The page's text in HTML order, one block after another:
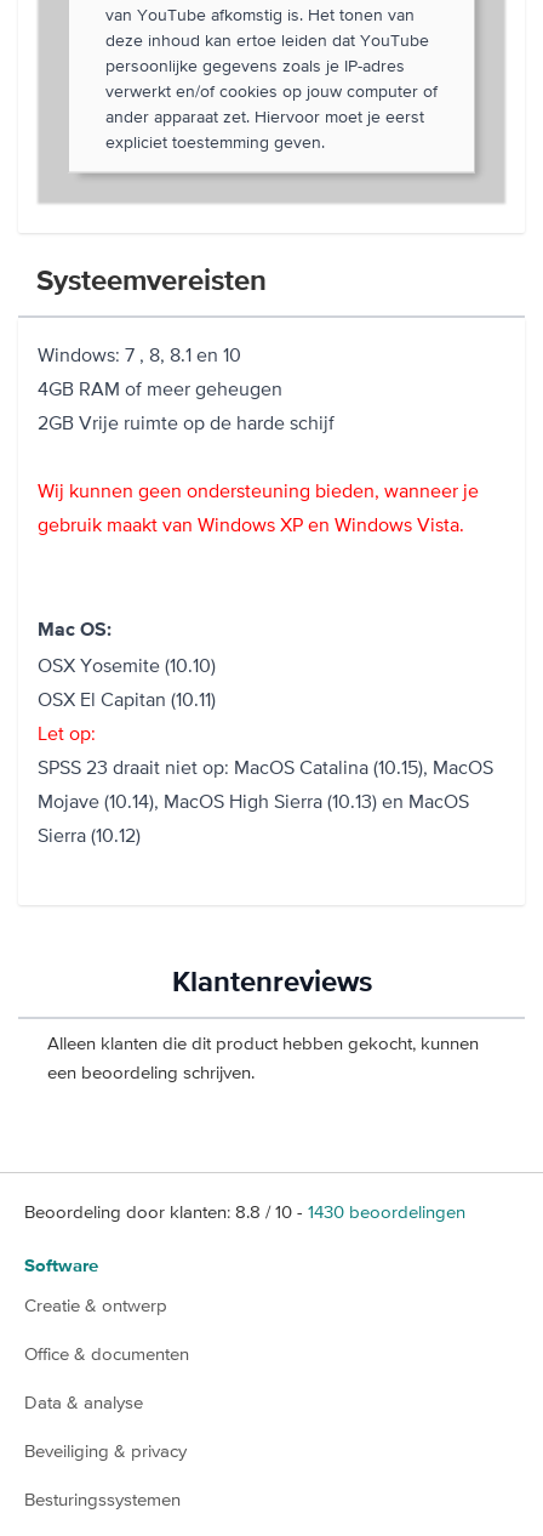
van YouTube afkomstig is. Het tonen van
deze inhoud kan ertoe leiden dat YouTube
persoonlijke gegevens zoals je IP-adres
verwerkt en/of cookies op jouw computer of
ander apparaat zet. Hiervoor moet je eerst
expliciet toestemming geven.
Open cookievoorkeuren
Systeemvereisten
Windows: 7 , 8, 8.1 en 10
4GB RAM of meer geheugen
2GB Vrije ruimte op de harde schijf
Wij kunnen geen ondersteuning bieden, wanneer je
gebruik maakt van Windows XP en Windows Vista.
Mac OS:
OSX Yosemite (10.10)
OSX El Capitan (10.11)
Let op:
SPSS 23 draait niet op: MacOS Catalina (10.15), MacOS
Mojave (10.14), MacOS High Sierra (10.13) en MacOS
Sierra (10.12)
Klantenreviews
Alleen klanten die dit product hebben gekocht, kunnen
een beoordeling schrijven.
Beoordeling door klanten: 8.8 /10 - 1430 beoordelingen
Software
Creatie & ontwerp
Office & documenten
Data & analyse
Beveiliging & privacy
Besturingssystemen